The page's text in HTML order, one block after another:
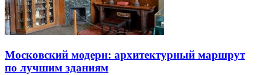
Московский модерн: архитектурный маршрут
по лучшим зданиям